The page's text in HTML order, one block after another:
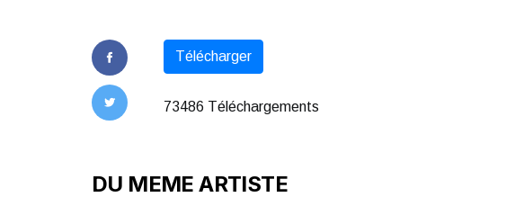
Télécharger
73486 Téléchargements
DU MEME ARTISTE